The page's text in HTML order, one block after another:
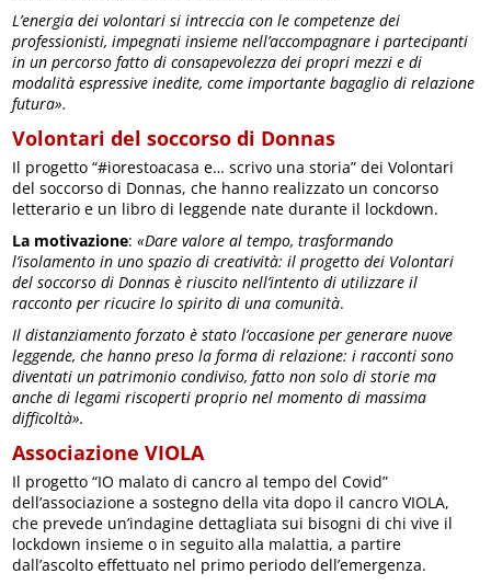
L’energia dei volontari si intreccia con le competenze dei
professionisti, impegnati insieme nell’accompagnare i partecipanti
in un percorso fatto di consapevolezza dei propri mezzi e di
modalità espressive inedite, come importante bagaglio di relazione
futura».
Volontari del soccorso di Donnas
Il progetto “#iorestoacasa e… scrivo una storia” dei Volontari
del soccorso di Donnas, che hanno realizzato un concorso
letterario e un libro di leggende nate durante il lockdown.
La motivazione:«Dare valore al tempo, trasformando
l’isolamento in uno spazio di creatività: il progetto dei Volontari
del soccorso di Donnas è riuscito nell’intento di utilizzare il
racconto per ricucire lo spirito di una comunità.
Il distanziamento forzato è stato l’occasione per generare nuove
leggende, che hanno preso la forma di relazione: i racconti sono
diventati un patrimonio condiviso, fatto non solo di storie ma
anche di legami riscoperti proprio nel momento di massima
difficoltà».
Associazione VIOLA
Il progetto “IO malato di cancro al tempo del Covid”
dell’associazione a sostegno della vita dopo il cancro VIOLA,
che prevede un’indagine dettagliata sui bisogni di chi vive il
lockdown insieme o in seguito alla malattia, a partire
dall’ascolto effettuato nel primo periodo dell’emergenza.